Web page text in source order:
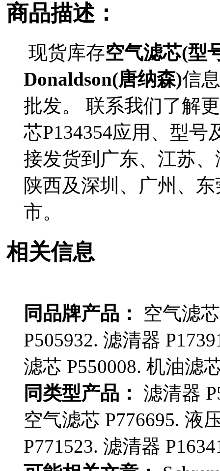
商品描述：
现货库存空气滤芯(型
Donaldson(唐纳森)信
批发。 联系我们了解
芯P134354应用、型号
接发货到广东、江苏
陕西及深圳、广州、
市。
相关信息
同品牌产品：
空气滤
P505932. 滤清器
滤芯 P550008. 机油滤
同类型产品： 滤清器
空气滤芯 P776695. 液
P771523. 滤清器